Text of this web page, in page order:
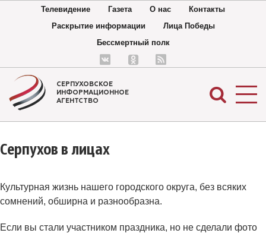
Телевидение Газета О нас
Контакты
Раскрытие информации
Лица Победы
Бессмертный полк
СЕРПУХОВСКОЕ
ИНФОРМАЦИОННОЕ
АГЕНТСТВО
Серпухов в лицах
Культурная жизнь нашего городского округа, без всяких
сомнений, обширна и разнообразна.
Если вы стали участником праздника, но не сделали фото